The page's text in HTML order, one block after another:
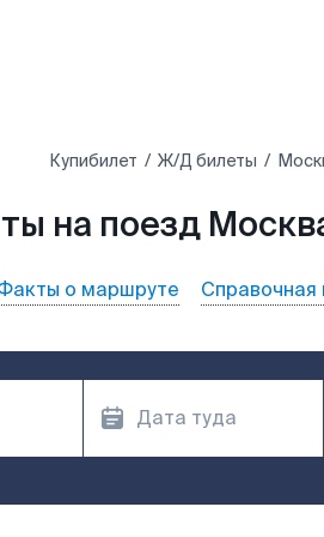
Купибилет Ж/Д билеты
на поезд
о маршруте